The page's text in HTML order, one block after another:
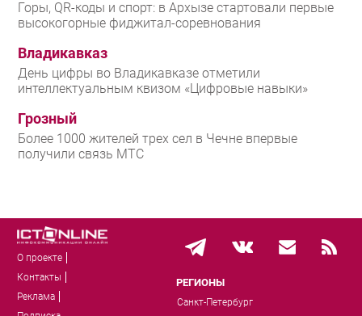
Горы, QR-коды и спорт: в Архызе стартовали первые
высокогорные фиджитал-соревнования
Владикавказ
День цифры во Владикавказе отметили
интеллектуальным квизом «Цифровые навыки»
Грозный
Более 1000 жителей трех сел в Чечне впервые
получили связь МТС
О проекте
Контакты
Реклама
РЕГИОНЫ
Санкт-Петербург